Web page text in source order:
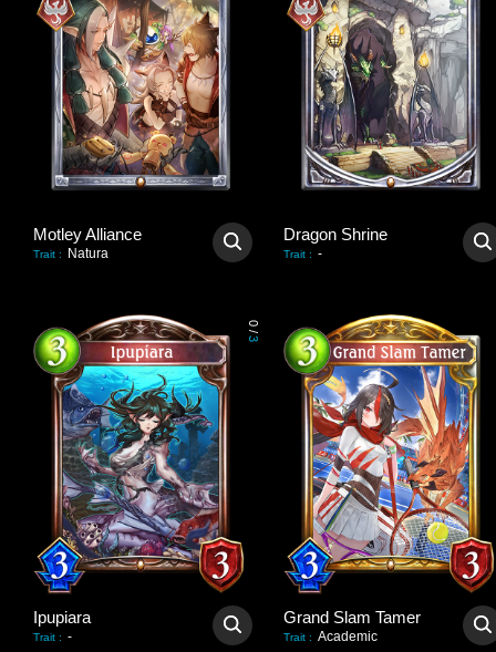
Motley Alliance
Trait : Natura
Dragon Shrine
Trait : -
0
/
3
Ipupiara
Trait : -
Grand Slam Tamer
Trait : Academic